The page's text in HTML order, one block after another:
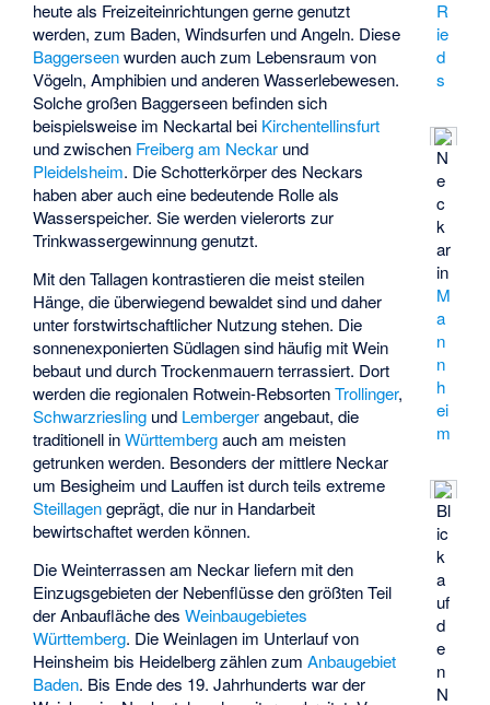
R
ie
d
s
N
e
c
k
ar
in
M
a
n
n
h
ei
m
Bl
ic
k
a
uf
d
e
n
N
heute als Freizeiteinrichtungen gerne genutzt
werden, zum Baden, Windsurfen und Angeln. Diese
Baggerseenwurden auch zum Lebensraum von
Vögeln, Amphibien und anderen Wasserlebewesen.
Solche großen Baggerseen befinden sich
beispielsweise im Neckartal bei Kirchentellinsfurt
und zwischen Freiberg am Neckar und
Pleidelsheim. Die Schotterkörper des Neckars
haben aber auch eine bedeutende Rolle als
Wasserspeicher. Sie werden vielerorts zur
Trinkwassergewinnung genutzt.
Mit den Tallagen kontrastieren die meist steilen
Hänge, die überwiegend bewaldet sind und daher
unter forstwirtschaftlicher Nutzung stehen. Die
sonnenexponierten Südlagen sind häufig mit Wein
bebaut und durch Trockenmauern terrassiert. Dort
werden die regionalen Rotwein-RebsortenTrollinger,
Schwarzriesling und Lembergerangebaut, die
traditionell inWürttembergauch am meisten
getrunken werden. Besonders der mittlere Neckar
um Besigheim und Lauffen ist durch teils extreme
Steillagengeprägt, die nur in Handarbeit
bewirtschaftet werden können.
Die Weinterrassen am Neckar liefern mit den
Einzugsgebieten der Nebenflüsse den größten Teil
der Anbaufläche desWeinbaugebietes
Württemberg. Die Weinlagen im Unterlauf von
Heinsheim bis Heidelberg zählen zumAnbaugebiet
Baden. Bis Ende des 19. Jahrhunderts war der